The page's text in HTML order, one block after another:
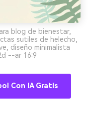
blog de bienestar,
sutiles de helecho,
diseño minimalista
--ar 16:9
Con IA Gratis